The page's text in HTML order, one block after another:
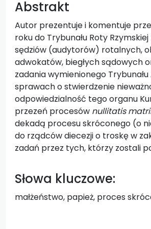
Abstrakt
Autor prezentuje i komentuje
roku do Trybunału Roty
sędziów (audytorów) rotalnych,
adwokatów, biegłych sądowych
zadania wymienionego
sprawach o stwierdzenie
odpowiedzialność tego organu
przezeń procesów nullitatis
dekadą procesu skróconego (o
do rządców diecezji o troskę w
zadań przez tych, którzy zostali
Słowa kluczowe:
małżeństwo, papież, proces